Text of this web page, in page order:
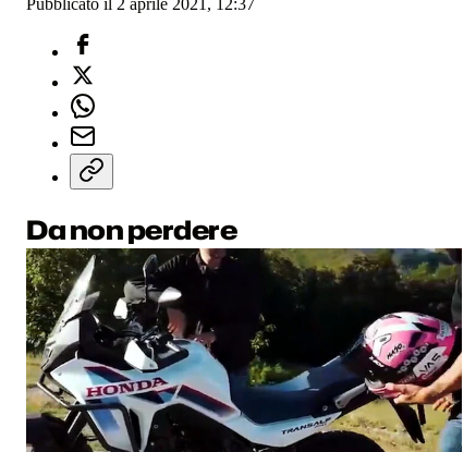
Pubblicato il 2 aprile 2021, 12:37
Da non perdere